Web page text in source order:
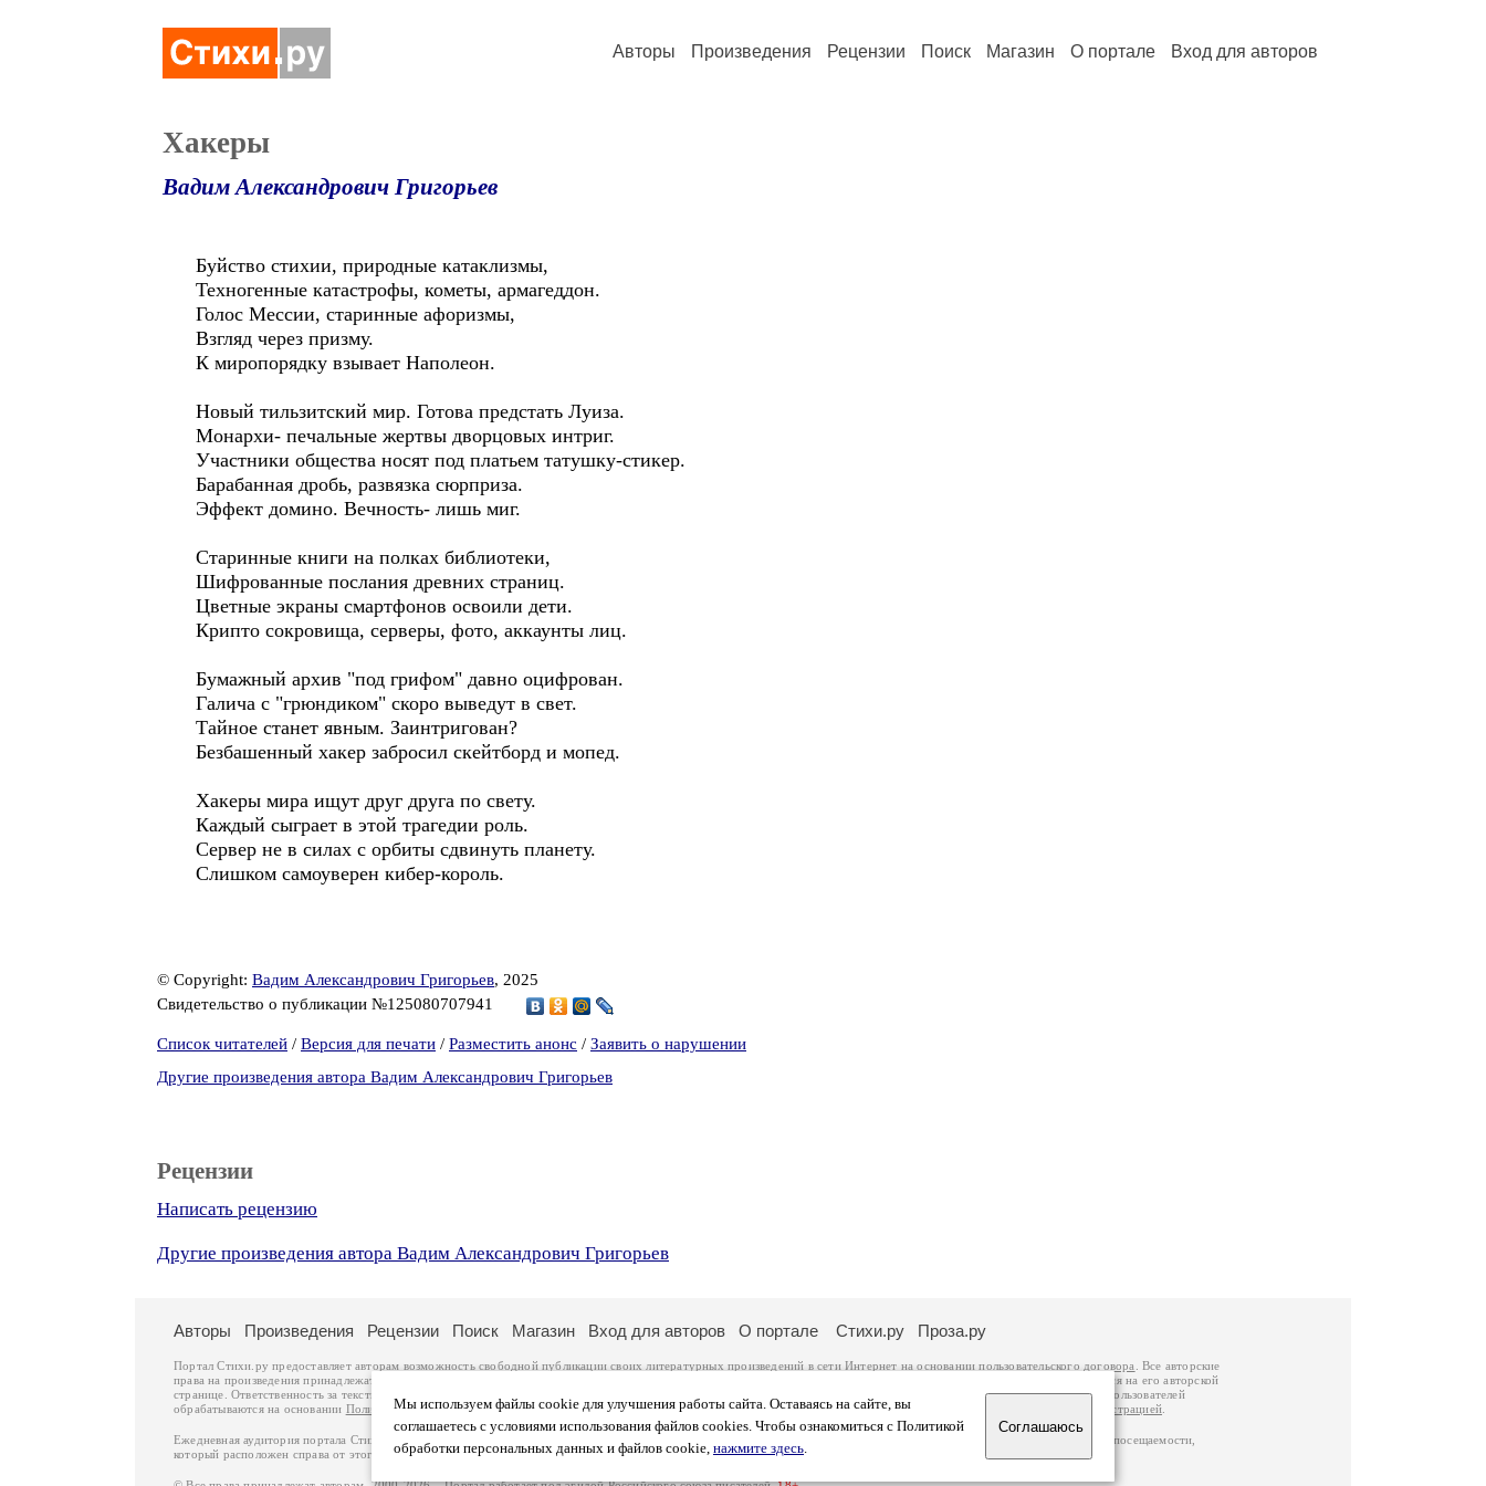
Авторы Произведения Рецензии Поиск Магазин О портале Вход для авторов
Хакеры
Вадим Александрович Григорьев
Буйство стихии, природные катаклизмы,
Техногенные катастрофы, кометы, армагеддон.
Голос Мессии, старинные афоризмы,
Взгляд через призму.
К миропорядку взывает Наполеон.
Новый тильзитский мир. Готова предстать Луиза.
Монархи- печальные жертвы дворцовых интриг.
Участники общества носят под платьем татушку-стикер.
Барабанная дробь, развязка сюрприза.
Эффект домино. Вечность- лишь миг.
Старинные книги на полках библиотеки,
Шифрованные послания древних страниц.
Цветные экраны смартфонов освоили дети.
Крипто сокровища, серверы, фото, аккаунты лиц.
Бумажный архив "под грифом" давно оцифрован.
Галича с "грюндиком" скоро выведут в свет.
Тайное станет явным. Заинтригован?
Безбашенный хакер забросил скейтборд и мопед.
Хакеры мира ищут друг друга по свету.
Каждый сыграет в этой трагедии роль.
Сервер не в силах с орбиты сдвинуть планету.
Слишком самоуверен кибер-король.
© Copyright: Вадим Александрович Григорьев, 2025
Свидетельство о публикации №125080707941
Список читателей / Версия для печати / Разместить анонс / Заявить о нарушении
Другие произведения автора Вадим Александрович Григорьев
Рецензии
Написать рецензию
Другие произведения автора Вадим Александрович Григорьев
Мы используем файлы cookie для улучшения работы сайта. Оставаясь на сайте, вы
соглашаетесь с условиями использования файлов cookies. Чтобы ознакомиться с Политикой
обработки персональных данных и файлов cookie, нажмите здесь.
Соглашаюсь
Авторы Произведения Рецензии Поиск Магазин Вход для авторов О портале Стихи.ру Проза.ру
Портал Стихи.ру предоставляет авторам возможность свободной публикации своих литературных произведений в сети Интернет на основаниипользовательского договора
. Все авторские
права на произведения принадлежат авторам и охраняются
. Перепечатка произведений возможна только с согласия его автора, к которому вы можете обратиться на его авторской
странице. Ответственность за тексты произведений авторы несут самостоятельно на основании
законодательства Российской Федерации. Данные пользователей
обрабатываются на основании Политики обработки персональных данных. Вы также можете посмотреть более подробнуюинформацию о портале связаться с администрацией
Ежедневная аудитория портала Стихи.ру – порядка 200 тысяч посетителей, которые в общей сумме просматривают более двух миллионов страниц по данным счетчика посещаемости,
который расположен справа от этого текста. В каждой графе указано по две цифры: количество просмотров и количество посетителей.